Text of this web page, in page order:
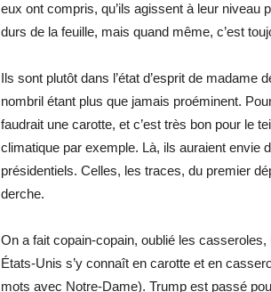
eux ont compris, qu’ils agissent à leur niveau
durs de la feuille, mais quand même, c’est
Ils sont plutôt dans l’état d’esprit de madame
nombril étant plus que jamais proéminent.
faudrait une carotte, et c’est très bon pour le
climatique par exemple. Là, ils auraient envie
présidentiels. Celles, les traces, du premier
derche.
On a fait copain-copain, oublié les
États-Unis s’y connaît en carotte et en
mots avec Notre-Dame). Trump est passé